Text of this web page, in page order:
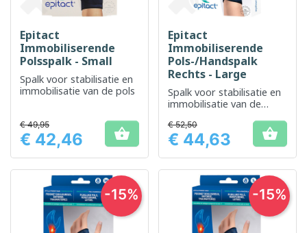
Epitact
Immobiliserende
Polsspalk - Small
Spalk voor stabilisatie en
immobilisatie van de pols
Prijs
€ 49,95
€ 42,46 
Epitact
Immobiliserende
Pols-/Handspalk
Rechts - Large
Spalk voor stabilisatie en
immobilisatie van de
Prijs
€ 52,50
€ 44,63 
-15% -15%